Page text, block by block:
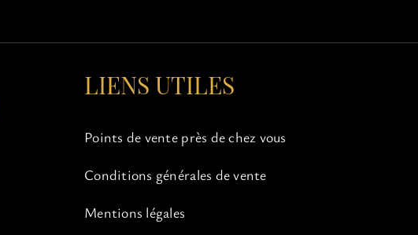
LIENS UTILES
Points de vente près de chez vous
Conditions générales de vente
Mentions légales